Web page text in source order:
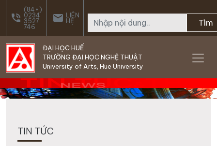
Skip to main content
phone_in_talk
(84+)
0234
3527
746
email LIÊN
HỆ Tìm
ĐẠI HỌC HUẾ
TRƯỜNG ĐẠI HỌC NGHỆ THUẬT
University of Arts, Hue University
TIN TỨC